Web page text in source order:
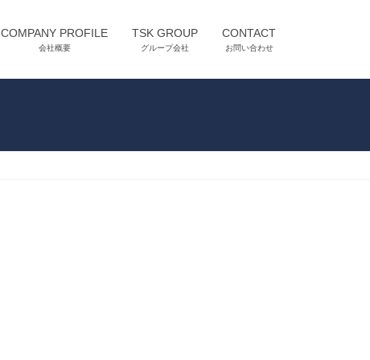
COMPANY PROFILE
会社概要
TSK GROUP
グループ会社
CONTACT
お問い合わせ